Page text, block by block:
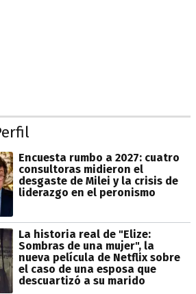
Encuesta rumbo a 2027: cuatro
consultoras midieron el
desgaste de Milei y la crisis de
liderazgo en el peronismo
La historia real de "Elize:
Sombras de una mujer", la
nueva película de Netflix sobre
el caso de una esposa que
descuartizó a su marido